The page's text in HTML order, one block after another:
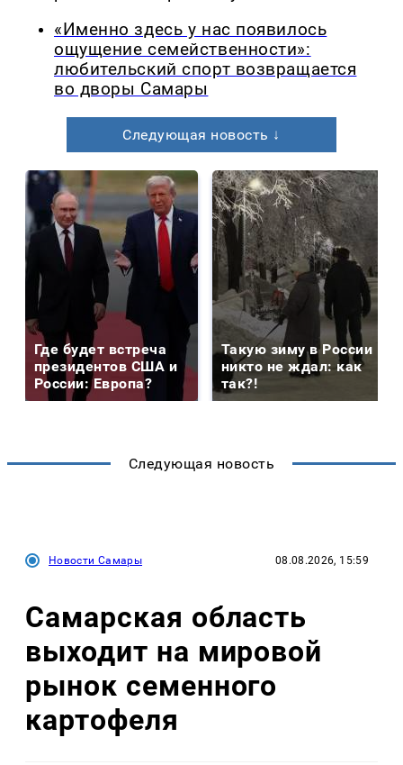
«Именно здесь у нас появилось
ощущение семейственности»:
любительский спорт возвращается
во дворы Самары
Следующая новость ↓
Где будет встреча
президентов США и
России: Европа?
Такую зиму в России
никто не ждал: как
так?!
Следующая новость
Новости Самары 08.08.2026, 15:59
Самарская область
выходит на мировой
рынок семенного
картофеля